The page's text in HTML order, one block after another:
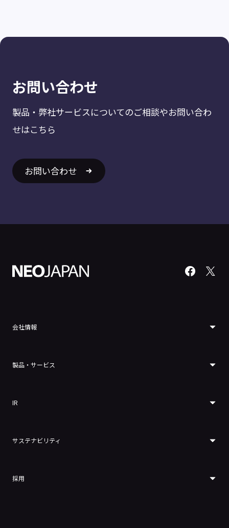
お問い合わせ
製品・弊社サービスについてのご相談やお問い合わ
せはこちら
お問い合わせ
会社情報
製品・サービス
IR
サステナビリティ
採用